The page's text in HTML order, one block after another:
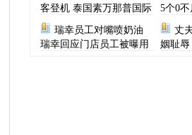
客登机 泰国素万那普国际
机场致歉
5个0
胚胎称
瑞幸员工对嘴喷奶油
瑞幸回应门店员工被曝用
丈
姻耻辱